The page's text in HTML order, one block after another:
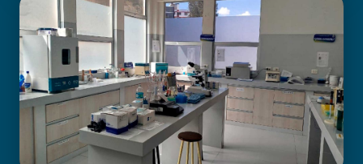
CENTRO DE ATENCIÓN EN
NEURODESARROLLO INFANTIL